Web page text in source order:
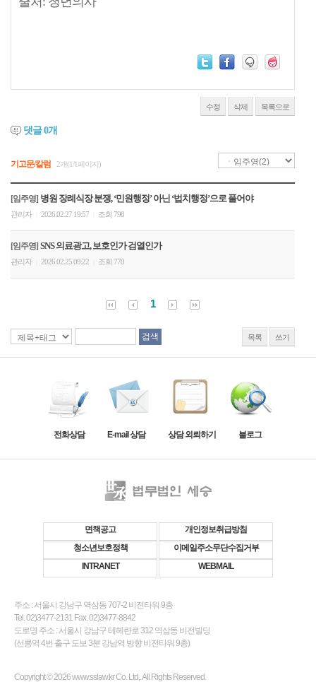
수정 삭제 목록으로
댓글0개
기고문/칼럼 2개(1/1페이지)
[임주영] 병원 장례식장 분쟁, ‘민원행정’ 아닌 ‘법치행정’으로 풀어야
관리자 2026.02.27 19:57 조회 798
[임주영] SNS 의료광고, 보호인가 검열인가
관리자 2026.02.25 09:22 조회 770
1
목록 쓰기
전화상담 E-mail 상담 상담 외뢰하기 블로그
면책공고
개인정보취급방침
청소년보호정책
이메일주소무단수집거부
INTRANET
WEBMAIL
주소 : 서울시 강남구 역삼동 707-2 비전타워 9층
Tel. 02)3477-2131 Fax. 02)3477-8842
도로명 주소 : 서울시 강남구 테헤란로 312 역삼동 비전빌딩
(선릉역 4번 출구 도보 3분 강남역 방향 비전타워 9층)
Copyright © 2026 www.sslaw.kr Co. Ltd,. All Rights Reserved.